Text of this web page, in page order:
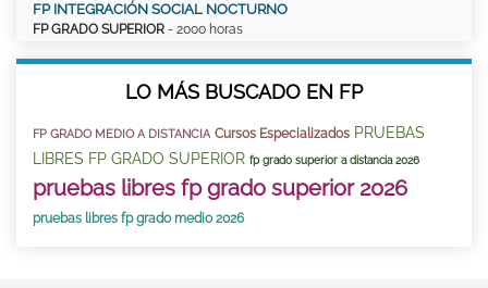
FP INTEGRACIÓN SOCIAL NOCTURNO
FP GRADO SUPERIOR - 2000 horas
LO MÁS BUSCADO EN FP
FP GRADO MEDIO A DISTANCIA Cursos Especializados PRUEBAS
LIBRES FP GRADO SUPERIOR fp grado superior a distancia 2026
pruebas libres fp grado superior 2026
pruebas libres fp grado medio 2026